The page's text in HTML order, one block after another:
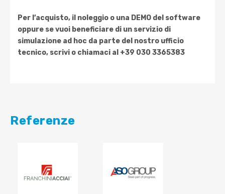
Per l’acquisto, il noleggio o una DEMO del software
oppure se vuoi beneficiare di un servizio di
simulazione ad hoc da parte del nostro ufficio
tecnico, scrivi o chiamaci al +39 030 3365383
Referenze